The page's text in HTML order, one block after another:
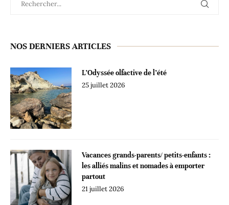
NOS DERNIERS ARTICLES
L’Odyssée olfactive de l’été
25 juillet 2026
Vacances grands-parents/ petits-enfants :
les alliés malins et nomades à emporter
partout
21 juillet 2026